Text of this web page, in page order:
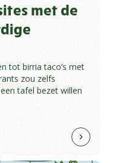
met de
tot birria taco’s met
zou zelfs
tafel bezet willen